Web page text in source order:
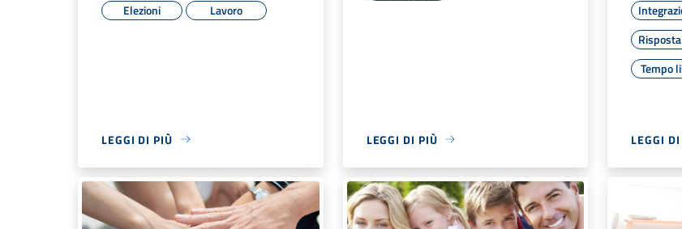
Elezioni Lavoro
LEGGI DI PIÙ LEGGI DI PIÙ
Tempo
LEGGI